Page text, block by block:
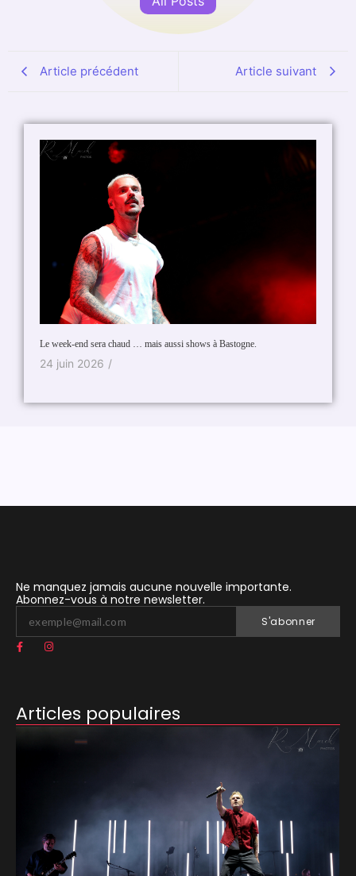
Article précédent Article suivant
Le week-end sera chaud … mais aussi shows à Bastogne.
24 juin 2026 /
Ne manquez jamais aucune nouvelle importante.
Abonnez-vous à notre newsletter.
S'abonner
Articles populaires